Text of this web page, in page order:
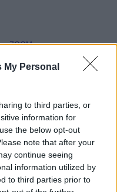
My Personal
to third parties, or
information for
the below opt-out
note that after your
continue seeing
information utilized by
to third parties prior to
ZOOM
• linkový střídač • mzda
okres Jihlava)
• obsluha CNC strojů •
• příspěvek na ubytování
• CNC operátor• mzda
na ubytování (Jihlava,